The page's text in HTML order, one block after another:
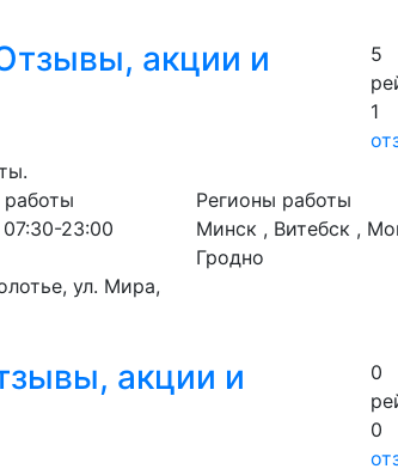
акции и
5
1
23:00
ул. Мира,
Регионы работы
Минск , Витебск ,
Гродно
акции и
0
0